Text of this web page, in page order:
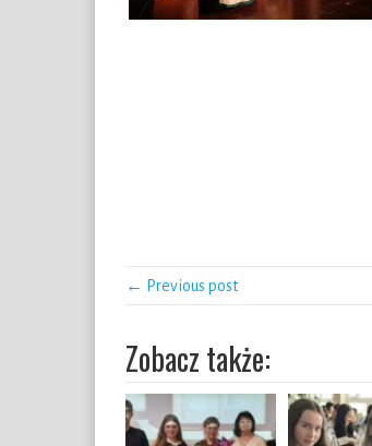
← Previous post
Zobacz także: